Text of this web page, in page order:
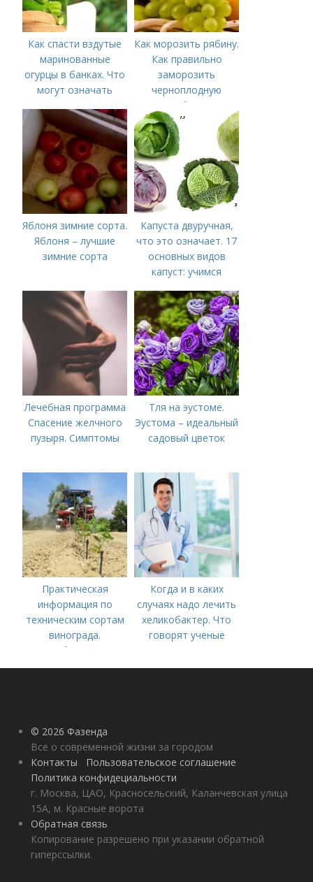
Как спасти вздутые
маринованные
огурцы в банках. Что
могут означать
вздувшиеся банки?
Как морозить рябину.
Как правильно
заморозить
черноплодную
рябину
Яблоня зимние сорта.
Яблоня – лучшие
зимние сорта
Капуста двуручная,
что это означает. 17
основных видов
капуст: учимся
Лечебная программа
Спасение желчного
пузыря. Симптомы
Тля на эустоме.
Эустома – идеальный
садовый цветок
Практическая
информация по
техническим сортам
винограда.
Особенности
технических сортов
Когда и в каких
случаях надо лечить
хеликобактер. Что
говорят ученые
© 2026 Фазенда
Все о современной жизни за городом
Контакты
Пользовательское соглашение
Политика конфидециальности
г. Москва, ЦАО, Красносельский, Каланчевская улица
15А, м. Красные ворота
Обратная связь
Копирование разрешено при указании обратной
гиперссылки.